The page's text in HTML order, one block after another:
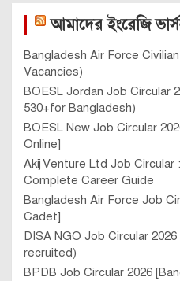
আমাদের ইংরেজি
Bangladesh Air Force
Vacancies)
BOESL Jordan Job Circular
530+for Bangladesh)
BOESL New Job Circular
Online]
Akij Venture Ltd Job Circular
Complete Career Guide
Bangladesh Air Force Job
Cadet]
DISA NGO Job Circular
recruited)
BPDB Job Circular 2026